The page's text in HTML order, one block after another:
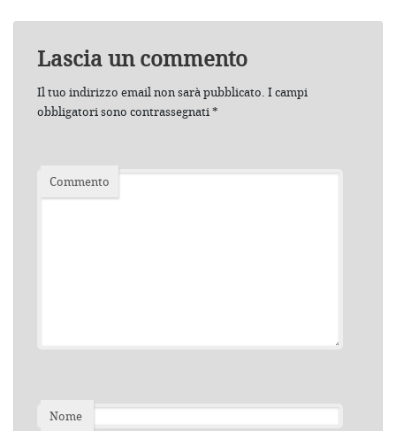
Lascia un commento
Il tuo indirizzo email non sarà pubblicato. I campi
obbligatori sono contrassegnati*
Commento
Nome